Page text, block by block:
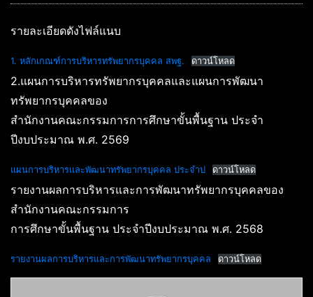
รายละเอียดดังไฟล์แนบ
1. หลักเกณฑ์การบริหารทรัพยากรบุคคล สพฐ. ดาวน์โหลด
2.แผนการบริหารทรัพยากรบุคคลและแผนการพัฒนา
ทรัพยากรบุคคลของ
สำนักงานคณะกรรมการการศึกษาขั้นพื้นฐาน ประจำ
ปีงบประมาณ พ.ศ. 2569
แผนการบริหารและพัฒนาทรัพยากรบุคคล ประจำป ดาวน์โหลด
รายงานผลการบริหารและการพัฒนาทรัพยากรบุคคลของ
สำนักงานคณะกรรมการ
การศึกษาขั้นพื้นฐาน ประจำปีงบประมาณ พ.ศ. 2568
รายงานผลการบริหารและการพัฒนาทรัพยากรบุคคล ดาวน์โหลด